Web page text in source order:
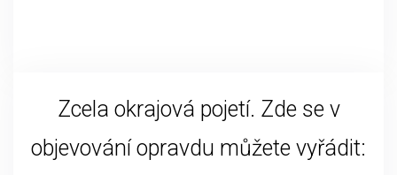
Zcela okrajová pojetí. Zde se v
objevování opravdu můžete vyřádit: